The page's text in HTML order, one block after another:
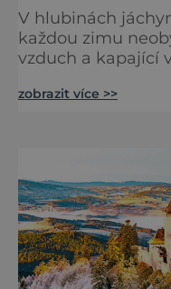
V hlubinách
každou zimu
vzduch a kapající
křišťálové sochy. Toto jedinečné „ledové
zobrazit více >>